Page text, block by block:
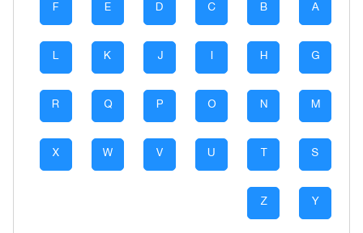
A
B
C
D
E
F
G
H
I
J
K
L
M
N
O
P
Q
R
S
T
U
V
W
X
Y
Z